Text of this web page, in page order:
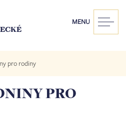
MENU
pro rodiny
PRO